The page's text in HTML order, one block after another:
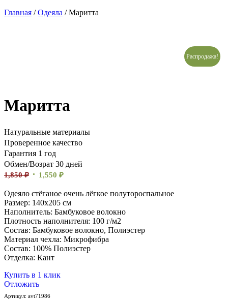
Главная /Одеяла / Маритта
Распродажа!
Маритта
Натуральные материалы
Проверенное качество
Гарантия 1 год
Обмен/Возрат 30 дней
1,850₽ 1,550 ₽
Одеяло стёганое очень лёгкое полутороспальное
Размер: 140х205 см
Наполнитель: Бамбуковое волокно
Плотность наполнителя: 100 г/м2
Состав: Бамбуковое волокно, Полиэстер
Материал чехла: Микрофибра
Состав: 100% Полиэстер
Отделка: Кант
Купить в 1 клик
Отложить
Артикул: avt71986